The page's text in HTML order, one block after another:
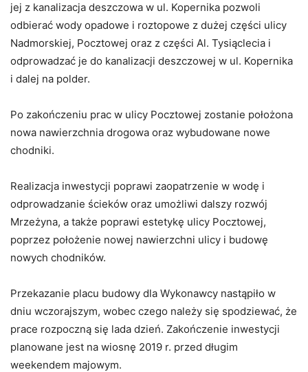
jej z kanalizacja deszczowa w ul. Kopernika pozwoli
odbierać wody opadowe i roztopowe z dużej części ulicy
Nadmorskiej, Pocztowej oraz z części Al. Tysiąclecia i
odprowadzać je do kanalizacji deszczowej w ul. Kopernika
i dalej na polder.
Po zakończeniu prac w ulicy Pocztowej zostanie położona
nowa nawierzchnia drogowa oraz wybudowane nowe
chodniki.
Realizacja inwestycji poprawi zaopatrzenie w wodę i
odprowadzanie ścieków oraz umożliwi dalszy rozwój
Mrzeżyna, a także poprawi estetykę ulicy Pocztowej,
poprzez położenie nowej nawierzchni ulicy i budowę
nowych chodników.
Przekazanie placu budowy dla Wykonawcy nastąpiło w
dniu wczorajszym, wobec czego należy się spodziewać, że
prace rozpoczną się lada dzień. Zakończenie inwestycji
planowane jest na wiosnę 2019 r. przed długim
weekendem majowym.